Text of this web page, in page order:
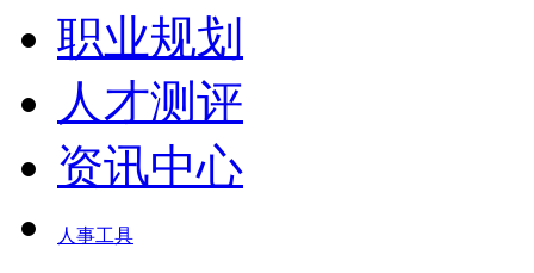
职业规划
人才测评
资讯中心
人事工具